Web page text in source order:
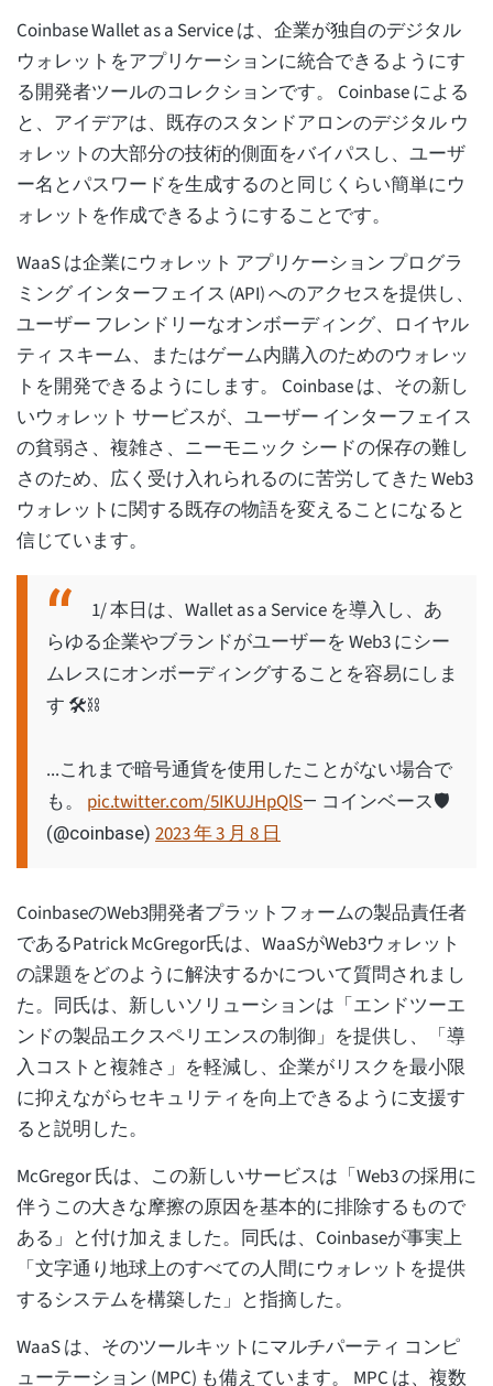
Coinbase Wallet as a Service は、企業が独自のデジタル
ウォレットをアプリケーションに統合できるようにす
る開発者ツールのコレクションです。 Coinbase による
と、アイデアは、既存のスタンドアロンのデジタル ウ
ォレットの大部分の技術的側面をバイパスし、ユーザ
ー名とパスワードを生成するのと同じくらい簡単にウ
ォレットを作成できるようにすることです。
WaaS は企業にウォレット アプリケーション プログラ
ミング インターフェイス (API) へのアクセスを提供し、
ユーザー フレンドリーなオンボーディング、ロイヤル
ティ スキーム、またはゲーム内購入のためのウォレッ
トを開発できるようにします。 Coinbase は、その新し
いウォレット サービスが、ユーザー インターフェイス
の貧弱さ、複雑さ、ニーモニック シードの保存の難し
さのため、広く受け入れられるのに苦労してきた Web3
ウォレットに関する既存の物語を変えることになると
信じています。
1/ 本日は、Wallet as a Service を導入し、あ
らゆる企業やブランドがユーザーを Web3 にシー
ムレスにオンボーディングすることを容易にしま
す 🛠️⛓️
...これまで暗号通貨を使用したことがない場合で
も。 pic.twitter.com/5IKUJHpQlS— コインベース🛡️
(@coinbase) 2023 年 3 月 8 日
CoinbaseのWeb3開発者プラットフォームの製品責任者
であるPatrick McGregor氏は、WaaSがWeb3ウォレット
の課題をどのように解決するかについて質問されまし
た。同氏は、新しいソリューションは「エンドツーエ
ンドの製品エクスペリエンスの制御」を提供し、「導
入コストと複雑さ」を軽減し、企業がリスクを最小限
に抑えながらセキュリティを向上できるように支援す
ると説明した。
McGregor 氏は、この新しいサービスは「Web3 の採用に
伴うこの大きな摩擦の原因を基本的に排除するもので
ある」と付け加えました。同氏は、Coinbaseが事実上
「文字通り地球上のすべての人間にウォレットを提供
するシステムを構築した」と指摘した。
WaaS は、そのツールキットにマルチパーティ コンピ
ューテーション (MPC) も備えています。 MPC は、複数